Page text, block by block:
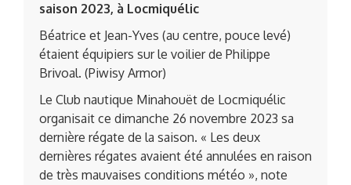
saison 2023, à Locmiquélic
Béatrice et Jean-Yves (au centre, pouce levé)
étaient équipiers sur le voilier de Philippe
Brivoal. (Piwisy Armor)
Le Club nautique Minahouët de Locmiquélic
organisait ce dimanche 26 novembre 2023 sa
dernière régate de la saison. « Les deux
dernières régates avaient été annulées en raison
de très mauvaises conditions météo », note